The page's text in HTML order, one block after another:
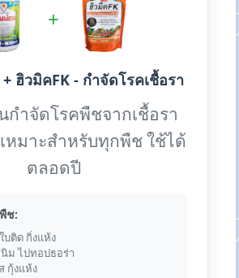
+
ฮิวมิคFK - กำจัดโรคเชื้อรา
กำจัดโรคพืชจากเชื้อรา
หมาะสำหรับทุกพืช ใช้ได้
ตลอดปี
ช:
บติด กิ่งแห้ง
นิม ไปทอปธอร่า
กุ้งแห้ง